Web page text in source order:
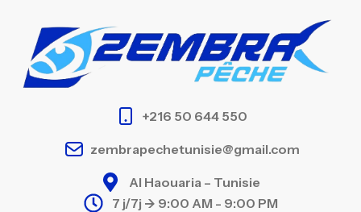
+216 50 644 550
zembrapechetunisie@gmail.com
Al Haouaria – Tunisie
7 j/7j -> 9:00 AM - 9:00 PM